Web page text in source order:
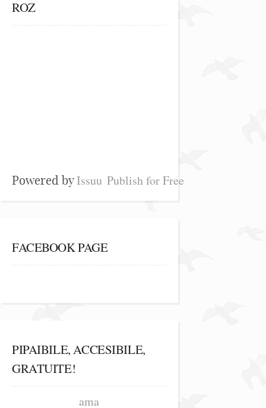
ROZ
Powered byIssuu Publish for Free
FACEBOOK PAGE
PIPAIBILE, ACCESIBILE,
GRATUITE!
ama